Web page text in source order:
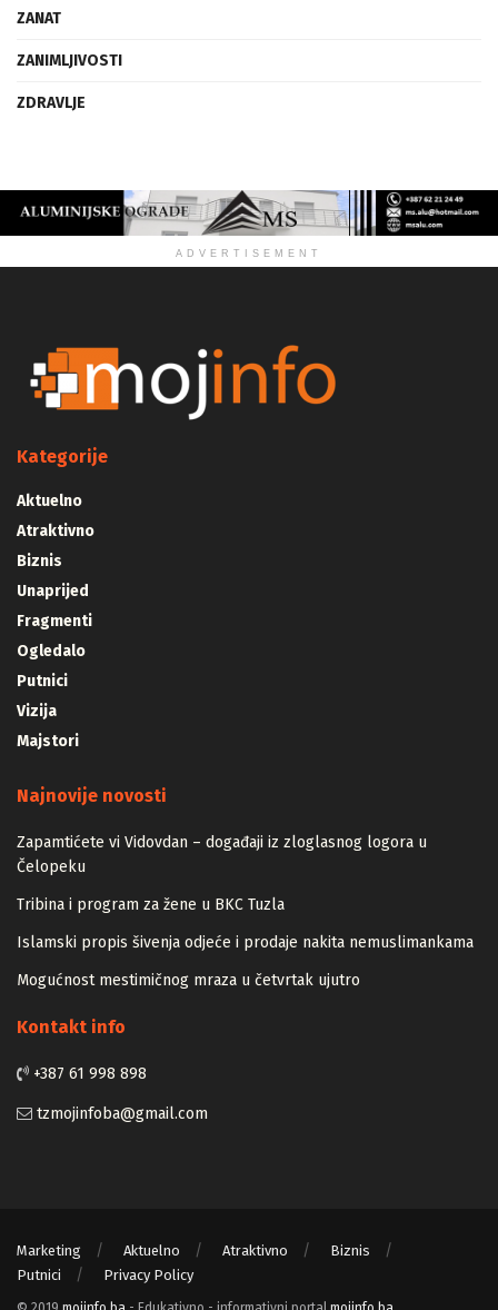
ZANAT
ZANIMLJIVOSTI
ZDRAVLJE
ADVERTISEMENT
Kategorije
Aktuelno
Atraktivno
Biznis
Unaprijed
Fragmenti
Ogledalo
Putnici
Vizija
Majstori
Najnovije novosti
Zapamtićete vi Vidovdan – događaji iz zloglasnog logora u
Čelopeku
Tribina i program za žene u BKC Tuzla
Islamski propis šivenja odjeće i prodaje nakita nemuslimankama
Mogućnost mestimičnog mraza u četvrtak ujutro
Kontakt info
+387 61 998 898
tzmojinfoba@gmail.com
Marketing Aktuelno Atraktivno
Biznis
Putnici
Privacy Policy